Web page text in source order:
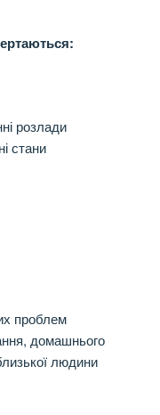
розлади
стани
проблем
домашнього
людини